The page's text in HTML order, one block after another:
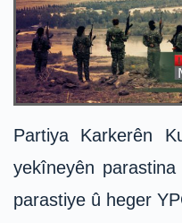
Partiya Karkerên
yekîneyên
parastiye û heger